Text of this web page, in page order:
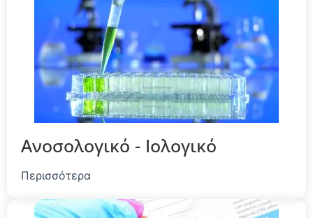
Ανοσολογικό - Ιολογικό
Περισσότερα